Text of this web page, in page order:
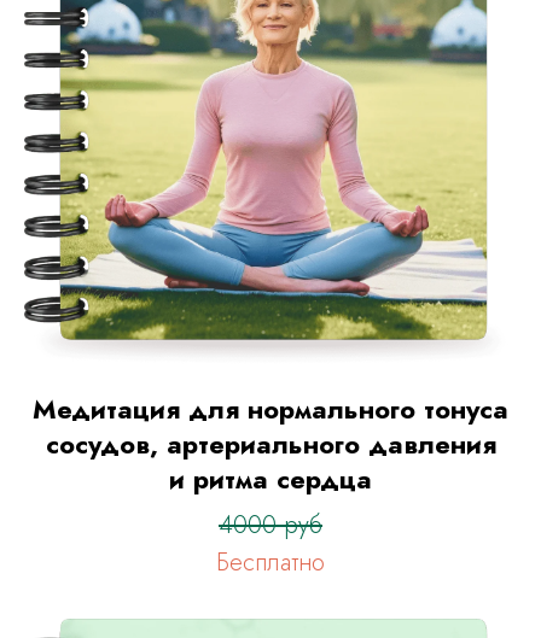
Медитация для нормального тонуса
сосудов, артериального давления
и ритма сердца
4000 руб
Бесплатно